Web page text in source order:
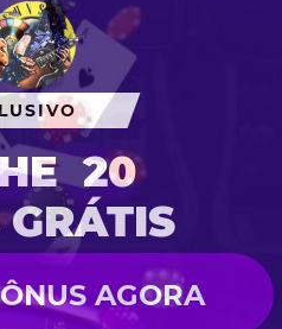
20
AGORA